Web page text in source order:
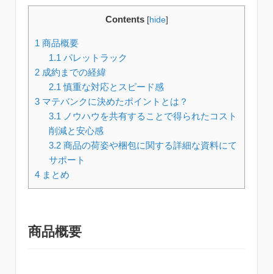
Contents [hide]
1 商品概要
1.1 パレットラック
2 成約までの経緯
2.1 慎重な対応とスピード感
3 マテバンクに決めたポイントとは？
3.1 ノウハウを共有することで得られたコスト
削減と安心感
3.2商品の荷姿や梱包に関する詳細な資料にて
サポート
4 まとめ
商品概要